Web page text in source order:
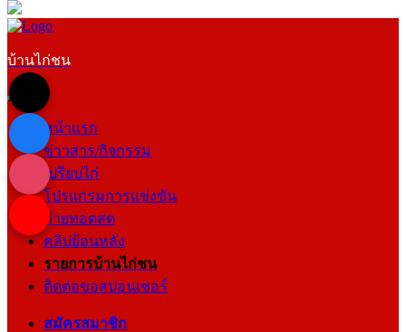
บ้านไก่ชน
หน้าแรก
ข่าวสาร/กิจกรรม
เปรียบไก่
โปรแกรมการแข่งขัน
ถ่ายทอดสด
คลิปย้อนหลัง
รายการบ้านไก่ชน
ติดต่อขอสปอนเซอร์
สมัครสมาชิก